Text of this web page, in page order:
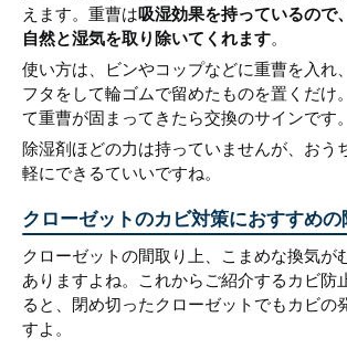
えます。重曹は吸湿効果を持っているので
自然と湿気を取り除いてくれます。
使い方は、ビンやコップなどに重曹を入れ
フタをして輪ゴムで留めたものを置くだけ
て重曹が固まってきたら交換のサインです。
除湿剤ほどの力は持っていませんが、おう
軽にできるていいですね。
クローゼットのカビ対策におすすめの
クローゼットの間取り上、こまめな換気が
ありますよね。これからご紹介するカビ防
ると、閉め切ったクローゼットでもカビの
すよ。